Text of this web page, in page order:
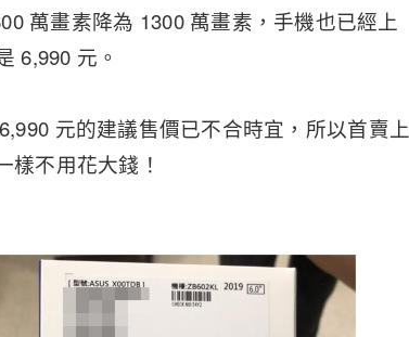
萬畫素降為 1300 萬畫素，手機也已經上
6,990 元。
元的建議售價已不合時宜，所以首賣上
樣不用花大錢！